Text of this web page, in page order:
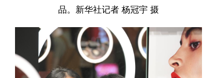
品。新华社记者 杨冠宇 摄